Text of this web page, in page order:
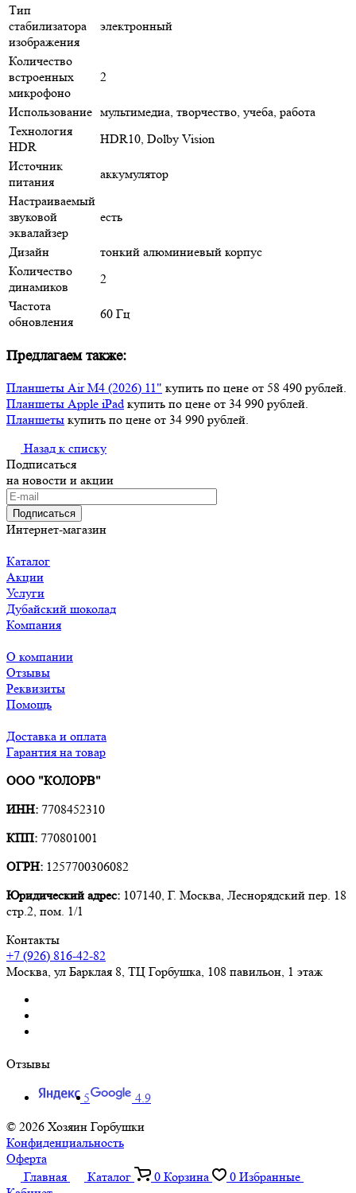
Тип
стабилизатора
изображения
электронный
Количество
встроенных
микрофоно
2
Использование мультимедиа, творчество, учеба, работа
Технология
HDR
HDR10, Dolby Vision
Источник
питания
аккумулятор
Настраиваемый
звуковой
эквалайзер
есть
Дизайн
тонкий алюминиевый корпус
Количество
динамиков
2
Частота
обновления
60 Гц
Предлагаем также:
Планшеты Air M4 (2026) 11" купить по цене от 58 490 рублей.
Планшеты Apple iPad купить по цене от 34 990 рублей.
Планшеты купить по цене от 34 990 рублей.
Назад к списку
Подписаться
на новости и акции
Подписаться
Интернет-магазин
Каталог
Акции
Услуги
Дубайский шоколад
Компания
О компании
Отзывы
Реквизиты
Помощь
Доставка и оплата
Гарантия на товар
ООО "КОЛОРВ"
ИНН: 7708452310
КПП: 770801001
ОГРН: 1257700306082
Юридический адрес: 107140, Г. Москва, Леснорядский пер. 18
стр.2, пом. 1/1
Контакты
+7 (926) 816-42-82
Москва ул Барклая 8, ТЦ Горбушка, 108 павильон, 1 этаж
Отзывы
5
4.9
© 2026 Хозяин Горбушки
Конфиденциальность
Оферта
Главная
Каталог 0 Корзина 0 Избранные